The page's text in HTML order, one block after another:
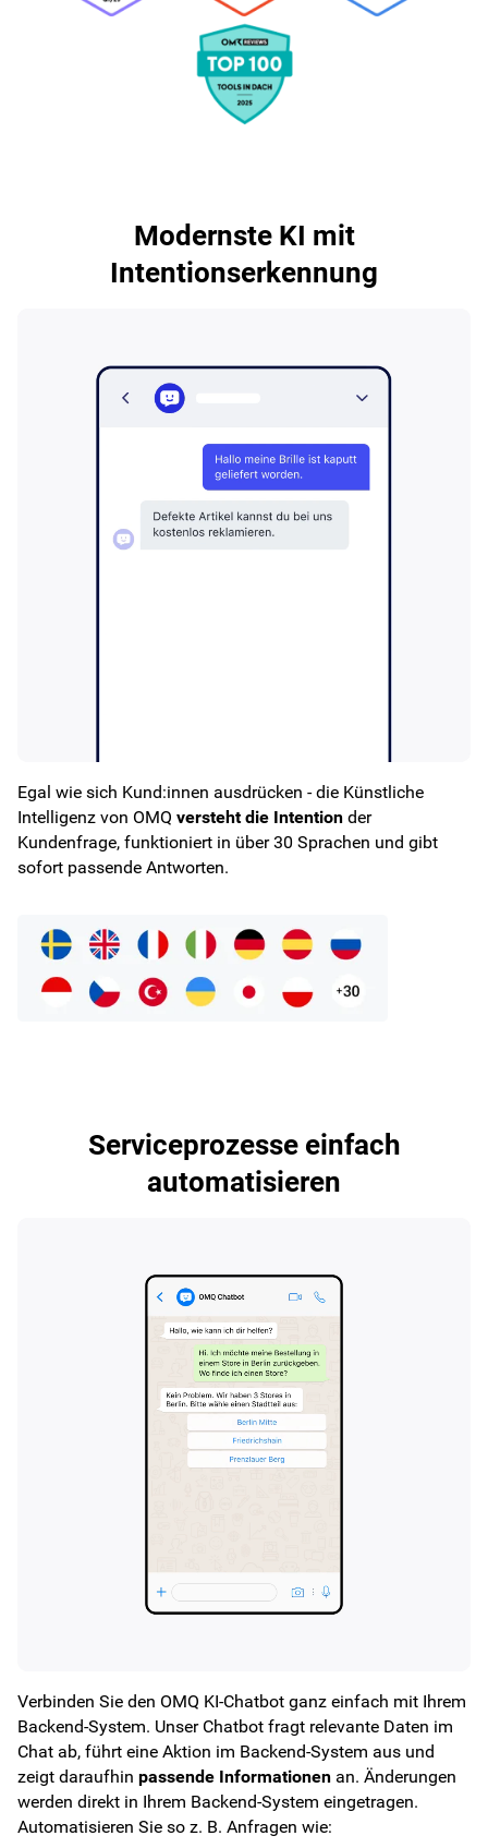
Egal wie sich Kund:innen ausdrücken - die Künstliche
Intelligenz von OMQ versteht die Intention der
Kundenfrage, funktioniert in über 30 Sprachen und gibt
sofort passende Antworten.
Modernste KI mit
Intentionserkennung
Verbinden Sie den OMQ KI-Chatbot ganz einfach mit Ihrem
Backend-System. Unser Chatbot fragt relevante Daten im
Chat ab, führt eine Aktion im Backend-System aus und
zeigt daraufhin passende Informationen an. Änderungen
werden direkt in Ihrem Backend-System eingetragen.
Automatisieren Sie so z. B. Anfragen wie:
Serviceprozesse einfach
automatisieren